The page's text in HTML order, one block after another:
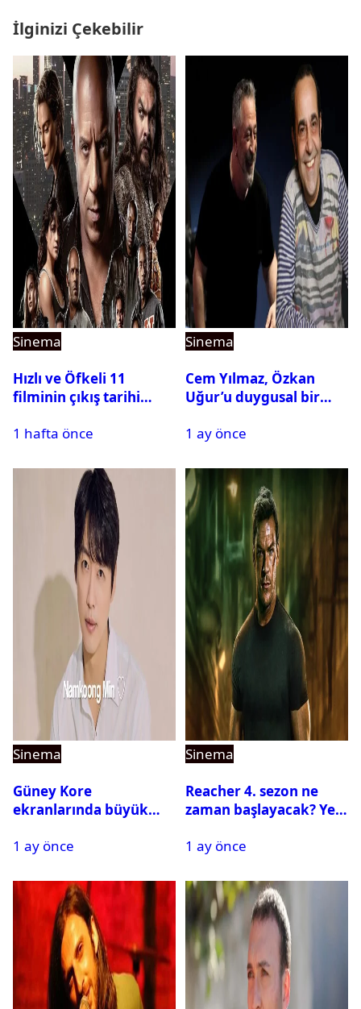
İlginizi Çekebilir
Sinema
Hızlı ve Öfkeli 11
filminin çıkış tarihi
1 hafta önce
Sinema
Cem Yılmaz, Özkan
Uğur’u duygusal bir
1 ay önce
Sinema
Güney Kore
ekranlarında büyük
Min yeniden KBS ile
1 ay önce
Sinema
Reacher 4. sezon ne
zaman başlayacak? Yeni
detaylar
1 ay önce